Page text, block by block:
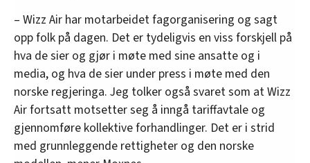
– Wizz Air har motarbeidet fagorganisering og sagt
opp folk på dagen. Det er tydeligvis en viss forskjell på
hva de sier og gjør i møte med sine ansatte og i
media, og hva de sier under press i møte med den
norske regjeringa. Jeg tolker også svaret som at Wizz
Air fortsatt motsetter seg å inngå tariffavtale og
gjennomføre kollektive forhandlinger. Det er i strid
med grunnleggende rettigheter og den norske